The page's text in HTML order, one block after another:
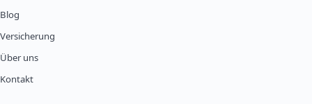
Blog
Versicherung
Über uns
Kontakt